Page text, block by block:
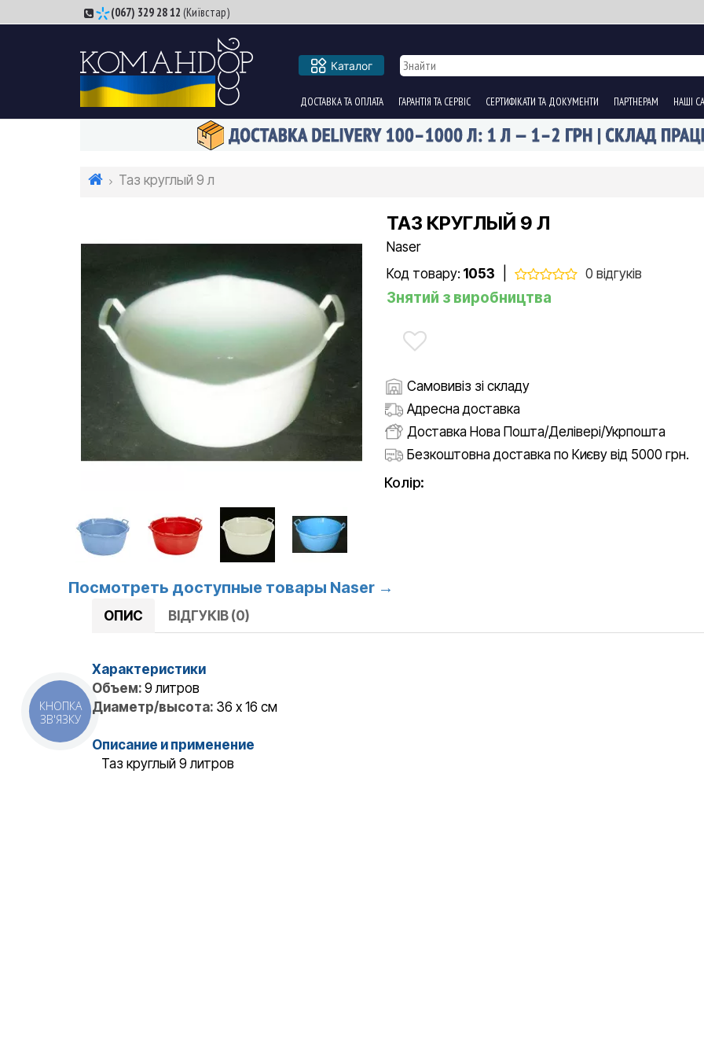
(067) 329 28 12 (Київстар)
Каталог
ДОСТАВКА ТА ОПЛАТА ГАРАНТІЯ ТА СЕРВІС СЕРТИФІКАТИ ТА ДОКУМЕНТИ ПАРТНЕРАМ НАШІ
Таз круглый 9 л
ТАЗ КРУГЛЫЙ 9 Л
Naser
Код товару: 1053 0 відгуків
Знятий з виробництва
Самовивіз зі складу
Адресна доставка
Доставка Нова Пошта/Делівері/Укрпошта
Безкоштовна доставка по Києву від 5000 грн.
Колір:
Посмотреть доступные товары Naser →
ОПИС ВІДГУКІВ (0)
Характеристики
Объем: 9 литров
Диаметр/высота: 36 x 16 см
Описание и применение
Таз круглый 9 литров
КНОПКА
ЗВ'ЯЗКУ